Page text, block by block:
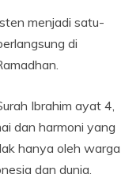
menjadi satu-
di
Ibrahim ayat 4,
dan harmoni yang
hanya oleh warga
dan dunia.